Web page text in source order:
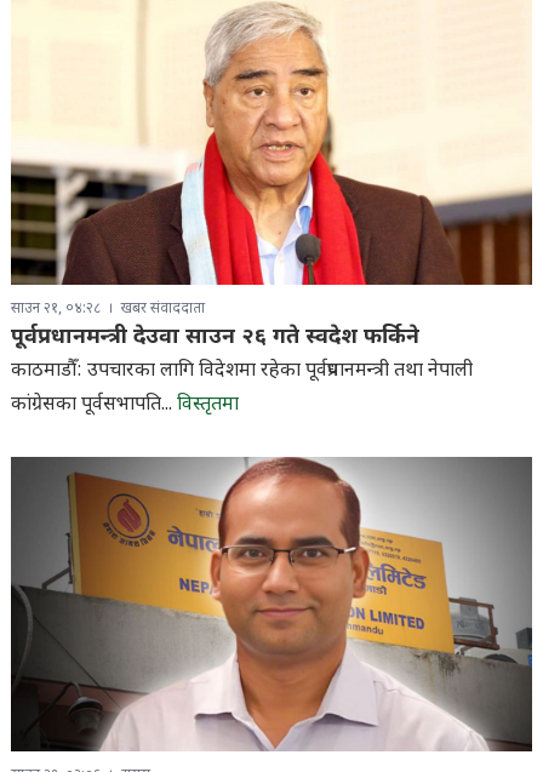
साउन २१, ०४:२८ खबर संवाददाता
पूर्वप्रधानमन्त्री देउवा साउन २६ गते स्वदेश फर्किने
काठमाडौँ: उपचारका लागि विदेशमा रहेका पूर्वप्रधानमन्त्री तथा नेपाली
कांग्रेसका पूर्वसभापति... विस्तृतमा